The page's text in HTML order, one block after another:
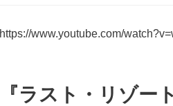
https://www.youtube.com/
『ラスト・リゾ